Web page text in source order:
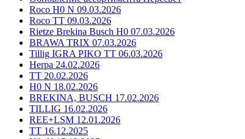
Roco H0 N 09.03.2026
Roco TT 09.03.2026
Rietze Brekina Busch H0 07.03.2026
BRAWA TRIX 07.03.2026
Tillig IGRA PIKO TT 06.03.2026
Herpa 24.02.2026
TT 20.02.2026
H0 N 18.02.2026
BREKINA, BUSCH 17.02.2026
TILLIG 16.02.2026
REE+LSM 12.01.2026
TT 16.12.2025